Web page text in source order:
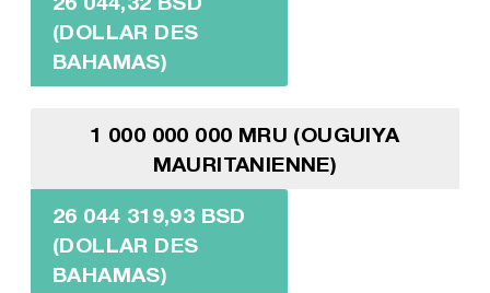
(DOLLAR DES
BAHAMAS)
1 000 000 000 MRU (OUGUIYA
MAURITANIENNE)
26 044 319,93 BSD
(DOLLAR DES
BAHAMAS)